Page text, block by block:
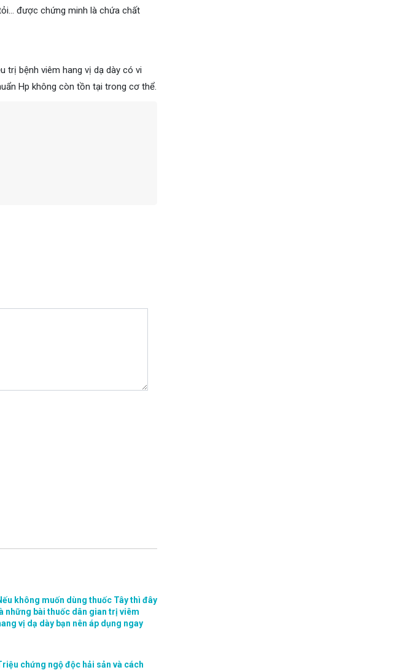
được chứng minh là chứa chất
trị bệnh viêm hang vị dạ dày có vi
Hp không còn tồn tại trong cơ thể.
không muốn dùng thuốc Tây thì đây
những bài thuốc dân gian trị viêm
vị dạ dày bạn nên áp dụng ngay
chứng ngộ độc hải sản và cách